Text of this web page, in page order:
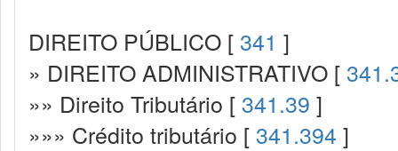
DIREITO PÚBLICO [ 341 ]
» DIREITO ADMINISTRATIVO [
»» Direito Tributário [ 341.39 ]
»»» Crédito tributário [ 341.394 ]